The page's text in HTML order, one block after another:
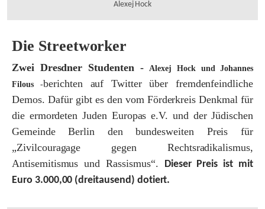
Alexej Hock
Die Streetworker
Zwei Dresdner Studenten -Alexej Hock und Johannes
Filous-berichten auf Twitter über fremdenfeindliche
Demos. Dafür gibt es den vom Förderkreis Denkmal für
die ermordeten Juden Europas e.V. und der Jüdischen
Gemeinde Berlin den bundesweiten Preis für
„Zivilcouragage gegen Rechtsradikalismus,
Antisemitismus und Rassismus“. Dieser Preis ist mit
Euro 3.000,00 (dreitausend) dotiert.